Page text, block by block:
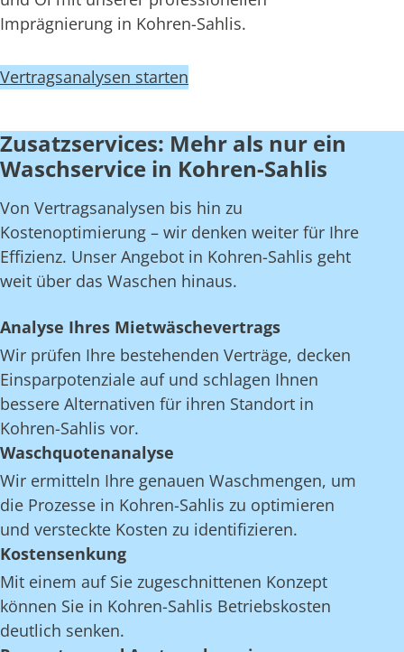
Imprägnierung in Kohren-Sahlis.
Vertragsanalysen starten
Zusatzservices: Mehr als nur ein
Waschservice in Kohren-Sahlis
Von Vertragsanalysen bis hin zu
Kostenoptimierung – wir denken weiter für Ihre
Effizienz. Unser Angebot in Kohren-Sahlis geht
weit über das Waschen hinaus.
Analyse Ihres Mietwäschevertrags
Wir prüfen Ihre bestehenden Verträge, decken
Einsparpotenziale auf und schlagen Ihnen
bessere Alternativen für ihren Standort in
Kohren-Sahlis vor.
Waschquotenanalyse
Wir ermitteln Ihre genauen Waschmengen, um
die Prozesse in Kohren-Sahlis zu optimieren
und versteckte Kosten zu identifizieren.
Kostensenkung
Mit einem auf Sie zugeschnittenen Konzept
können Sie in Kohren-Sahlis Betriebskosten
deutlich senken.